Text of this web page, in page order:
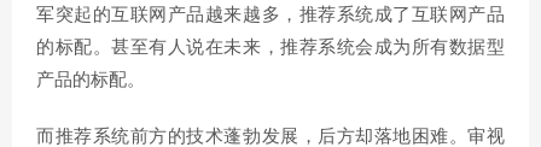
军突起的互联网产品越来越多，推荐系统成了互联网产品
的标配。甚至有人说在未来，推荐系统会成为所有数据型
产品的标配。
而推荐系统前方的技术蓬勃发展，后方却落地困难。审视